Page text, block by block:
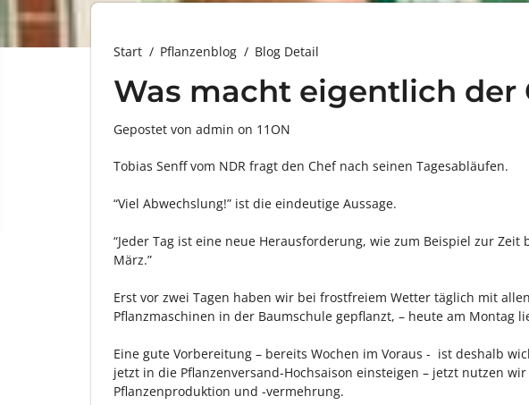
Start Pflanzenblog Blog Detail
Was macht eigentlich der
Gepostet von admin on 11ON
Tobias Senff vom NDR fragt den Chef nach seinen Tagesabläufen.
“Viel Abwechslung!” ist die eindeutige Aussage.
“Jeder Tag ist eine neue Herausforderung, wie zum Beispiel zur
März.”
Erst vor zwei Tagen haben wir bei frostfreiem Wetter täglich mit
Pflanzmaschinen in der Baumschule gepflanzt, – heute am Montag
Eine gute Vorbereitung – bereits Wochen im Voraus - ist deshalb
jetzt in die Pflanzenversand-Hochsaison einsteigen – jetzt nutzen
Pflanzenproduktion und -vermehrung.